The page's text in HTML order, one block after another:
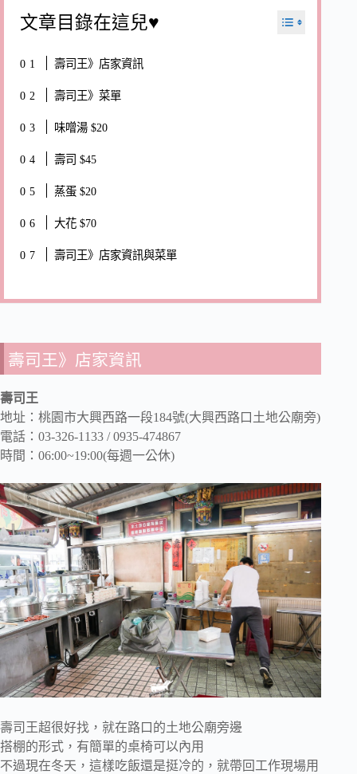
文章目錄在這兒♥
壽司王》店家資訊
壽司王》菜單
味噌湯 $20
壽司 $45
蒸蛋 $20
大花 $70
壽司王》店家資訊與菜單
壽司王》店家資訊
壽司王
地址：桃園市大興西路一段184號(大興西路口土地公廟旁)
電話：03-326-1133 / 0935-474867
時間：06:00~19:00(每週一公休)
壽司王超很好找，就在路口的土地公廟旁邊
搭棚的形式，有簡單的桌椅可以內用
不過現在冬天，這樣吃飯還是挺冷的，就帶回工作現場用